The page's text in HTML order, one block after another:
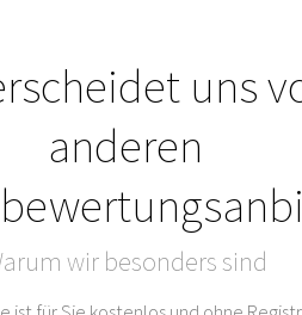
uns
anderen
wir besonders sind